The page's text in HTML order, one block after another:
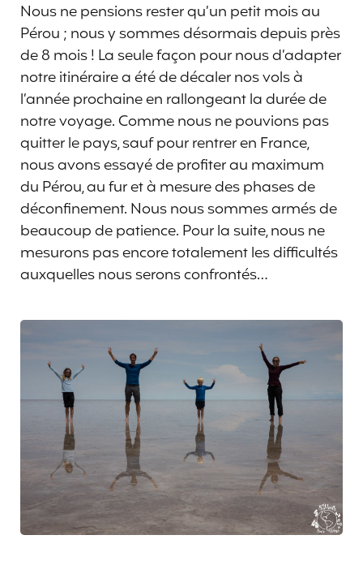
Nous ne pensions rester qu’un petit mois au
Pérou ; nous y sommes désormais depuis près
de 8 mois ! La seule façon pour nous d’adapter
notre itinéraire a été de décaler nos vols à
l’année prochaine en rallongeant la durée de
notre voyage. Comme nous ne pouvions pas
quitter le pays, sauf pour rentrer en France,
nous avons essayé de profiter au maximum
du Pérou, au fur et à mesure des phases de
déconfinement. Nous nous sommes armés de
beaucoup de patience. Pour la suite, nous ne
mesurons pas encore totalement les difficultés
auxquelles nous serons confrontés…